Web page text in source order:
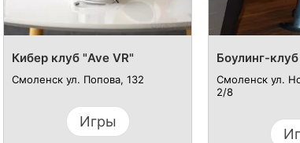
Кибер клуб "Ave VR"
Смоленск ул. Попова, 132
Игры
Боулинг-
Смоленск ул.
2/8